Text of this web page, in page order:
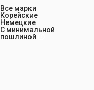
Все марки
Корейские
Немецкие
С минимальной
пошлиной